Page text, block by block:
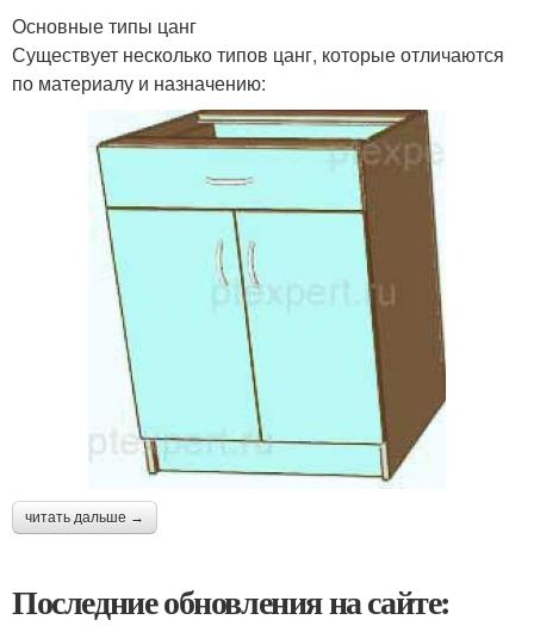
Основные типы цанг
Существует несколько типов цанг, которые отличаются
по материалу и назначению:
читать дальше →
Последние обновления на сайте: